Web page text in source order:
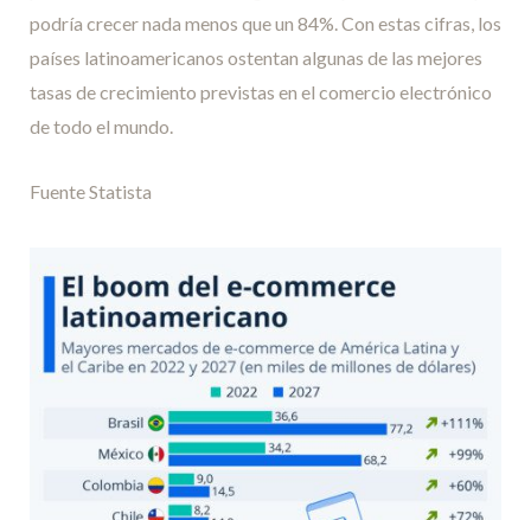
podría crecer nada menos que un 84%. Con estas cifras, los
países latinoamericanos ostentan algunas de las mejores
tasas de crecimiento previstas en el comercio electrónico
de todo el mundo.
Fuente Statista